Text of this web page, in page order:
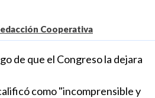
Cooperativa
de que el Congreso la dejara
como "incomprensible y